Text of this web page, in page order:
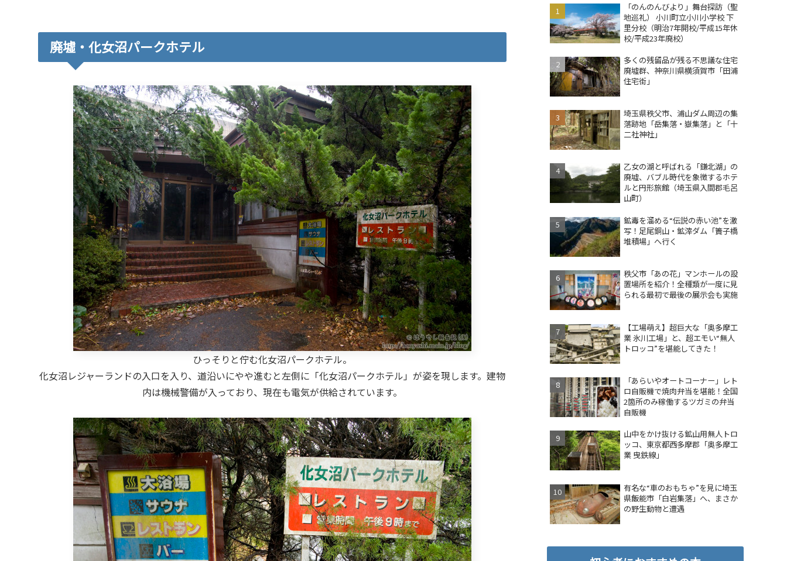
廃墟・化女沼パークホテル
ひっそりと佇む化女沼パークホテル。
化女沼レジャーランドの入口を入り、道沿いにやや進むと左側に「化女沼パークホテル」が姿を現します。建物
内は機械警備が入っており、現在も電気が供給されています。
「のんのんびより」舞台探訪（聖
地巡礼） 小川町立小川小学校 下
里分校（明治7年開校/平成15年休
校/平成23年廃校）
多くの残留品が残る不思議な住宅
廃墟群、神奈川県横須賀市「田浦
住宅街」
埼玉県秩父市、浦山ダム周辺の集
落跡地「岳集落・嶽集落」と「十
二社神社」
乙女の湖と呼ばれる「鎌北湖」の
廃墟、バブル時代を象徴するホテ
ルと円形旅館（埼玉県入間郡毛呂
山町）
鉱毒を溜める“伝説の赤い池”を激
写！足尾銅山・鉱滓ダム「簀子橋
堆積場」へ行く
秩父市「あの花」マンホールの設
置場所を紹介！全種類が一度に見
られる最初で最後の展示会も実施
【工場萌え】超巨大な「奥多摩工
業 氷川工場」と、超エモい“無人
トロッコ”を堪能してきた！
「あらいやオートコーナー」レト
ロ自販機で焼肉弁当を堪能！全国
2箇所のみ稼働するツガミの弁当
自販機
山中をかけ抜ける鉱山用無人トロ
ッコ、東京都西多摩郡「奥多摩工
業 曳鉄線」
有名な“車のおもちゃ”を見に埼玉
県飯能市「白岩集落」へ、まさか
の野生動物と遭遇